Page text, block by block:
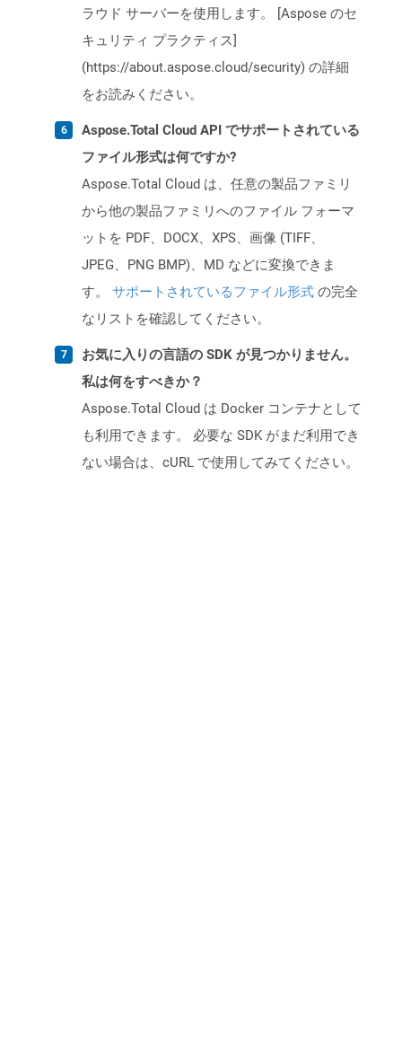
ラウド サーバーを使用します。 [Aspose のセ
キュリティ プラクティス]
(https://about.aspose.cloud/security) の詳細
をお読みください。
Aspose.Total Cloud API でサポートされている
ファイル形式は何ですか?
Aspose.Total Cloud は、任意の製品ファミリ
から他の製品ファミリへのファイル フォーマ
ットを PDF、DOCX、XPS、画像 (TIFF、
JPEG、PNG BMP)、MD などに変換できま
す。 サポートされているファイル形式 の完全
なリストを確認してください。
お気に入りの言語の SDK が見つかりません。
私は何をすべきか？
Aspose.Total Cloud は Docker コンテナとして
も利用できます。 必要な SDK がまだ利用でき
ない場合は、cURL で使用してみてください。